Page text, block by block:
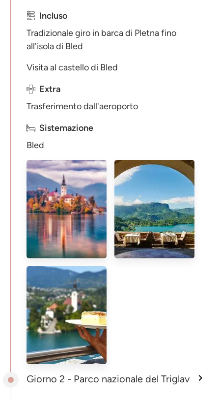
Incluso
Tradizionale giro in barca di Pletna fino
all'isola di Bled
Visita al castello di Bled
Extra
Trasferimento dall'aeroporto
Sistemazione
Bled
Giorno 2 - Parco nazionale del Triglav